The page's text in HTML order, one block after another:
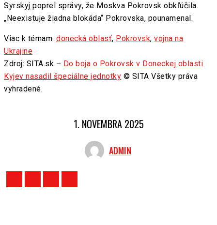
Syrskyj poprel správy, že Moskva Pokrovsk obkľúčila.
„Neexistuje žiadna blokáda“ Pokrovska, pounamenal.
Viac k témam: donecká oblasť, Pokrovsk, vojna na
Ukrajine
Zdroj: SITA.sk – Do boja o Pokrovsk v Doneckej oblasti
Kyjev nasadil špeciálne jednotky © SITA Všetky práva
vyhradené.
1. NOVEMBRA 2025
ADMIN